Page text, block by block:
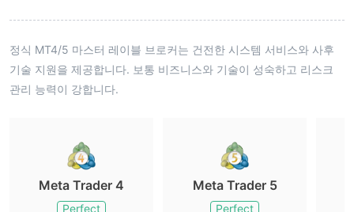
정식 MT4/5 마스터 레이블 브로커는 건전한 시스템 서비스와 사후
기술 지원을 제공합니다. 보통 비즈니스와 기술이 성숙하고 리스크
관리 능력이 강합니다.
Meta Trader 4
Perfect
Meta Trader 5
Perfect